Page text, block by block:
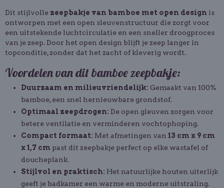
Dit stijlvolle zeepbakje van bamboe met open design is
ontworpen met een open sleuvenstructuur die zorgt voor
een uitstekende luchtcirculatie en een sneller droogproces
van je zeep. Door het open design blijft je zeep langer in
topconditie, zonder dat het zacht of kleverig wordt.
Voordelen van dit bamboe zeepbakje:
Duurzaam en milieuvriendelijk: Gemaakt van 100%
bamboe, een snel hernieuwbare grondstof.
Optimaal zeepdrogen: De open gleuven zorgen voor
betere ventilatie en verminderen vochtophoping.
Compact formaat: Met afmetingen van 13 cm x 9 cm
x 1,7 cm past dit zeepbakje perfect op elke wastafel of
doucheplank.
Stijlvol en praktisch: Het natuurlijke houten uiterlijk
geeft je badkamer een warme en moderne uitstraling.